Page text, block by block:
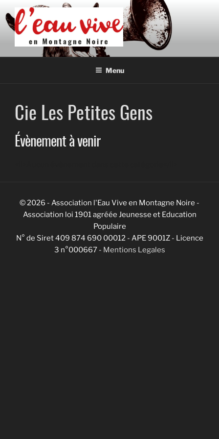
au
contenu
principal
L'EAU VIVE EN MONTAGNE
Association de développement culturel en Montagne Noire
Menu
Cie Les Petites Gens
Évènement à venir
© 2026 - Association l'Eau Vive en Montagne Noire -
Association loi 1901 agréée Jeunesse et Education
Populaire
N° de Siret 409 874 690 00012 - APE 9001Z - Licence
3 n°000667 - Mentions Legales